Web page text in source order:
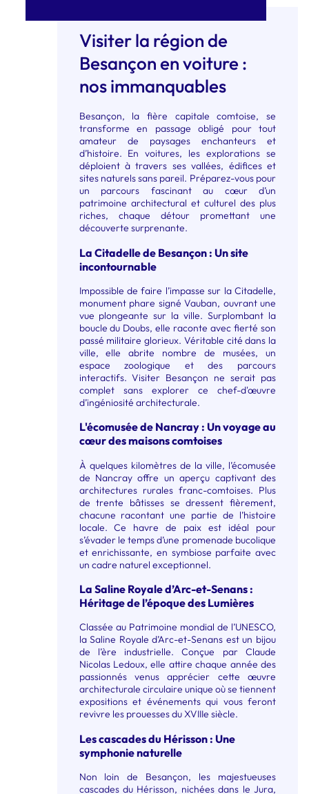
Visiter la région de
Besançon en voiture :
nos immanquables
Besançon, la fière capitale comtoise, se
transforme en passage obligé pour tout
amateur de paysages enchanteurs et
d’histoire. En voitures, les explorations se
déploient à travers ses vallées, édifices et
sites naturels sans pareil. Préparez-vous pour
un parcours fascinant au cœur d’un
patrimoine architectural et culturel des plus
riches, chaque détour promettant une
découverte surprenante.
La Citadelle de Besançon : Un site
incontournable
Impossible de faire l’impasse sur la Citadelle,
monument phare signé Vauban, ouvrant une
vue plongeante sur la ville. Surplombant la
boucle du Doubs, elle raconte avec fierté son
passé militaire glorieux. Véritable cité dans la
ville, elle abrite nombre de musées, un
espace zoologique et des parcours
interactifs. Visiter Besançon ne serait pas
complet sans explorer ce chef-d'œuvre
d’ingéniosité architecturale.
L'écomusée de Nancray : Un voyage au
cœur des maisons comtoises
À quelques kilomètres de la ville, l’écomusée
de Nancray offre un aperçu captivant des
architectures rurales franc-comtoises. Plus
de trente bâtisses se dressent fièrement,
chacune racontant une partie de l’histoire
locale. Ce havre de paix est idéal pour
s’évader le temps d’une promenade bucolique
et enrichissante, en symbiose parfaite avec
un cadre naturel exceptionnel.
La Saline Royale d’Arc-et-Senans :
Héritage de l’époque des Lumières
Classée au Patrimoine mondial de l’UNESCO,
la Saline Royale d’Arc-et-Senans est un bijou
de l’ère industrielle. Conçue par Claude
Nicolas Ledoux, elle attire chaque année des
passionnés venus apprécier cette œuvre
architecturale circulaire unique où se tiennent
expositions et événements qui vous feront
revivre les prouesses du XVIIIe siècle.
Les cascades du Hérisson : Une
symphonie naturelle
Non loin de Besançon, les majestueuses
cascades du Hérisson, nichées dans le Jura,